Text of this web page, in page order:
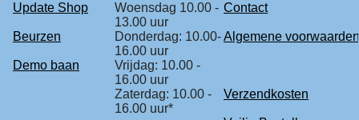
Update Shop
Woensdag 10.00 -
13.00 uur
Contact
Beurzen
Donderdag: 10.00-
16.00 uur
Algemene voorwaarden
Demo baan
Vrijdag: 10.00 -
16.00 uur
Zaterdag: 10.00 -
16.00 uur*
Verzendkosten